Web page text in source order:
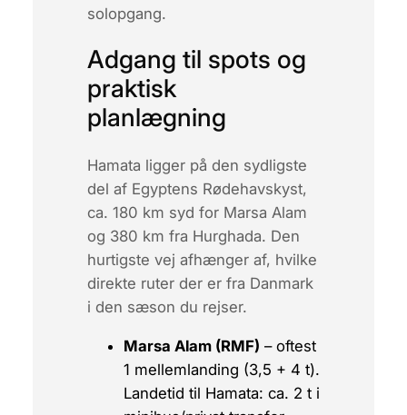
solopgang.
Adgang til spots og
praktisk
planlægning
Hamata ligger på den sydligste
del af Egyptens Rødehavskyst,
ca. 180 km syd for Marsa Alam
og 380 km fra Hurghada. Den
hurtigste vej afhænger af, hvilke
direkte ruter der er fra Danmark
i den sæson du rejser.
Marsa Alam (RMF) – oftest
1 mellemlanding (3,5 + 4 t).
Landetid til Hamata: ca. 2 t i